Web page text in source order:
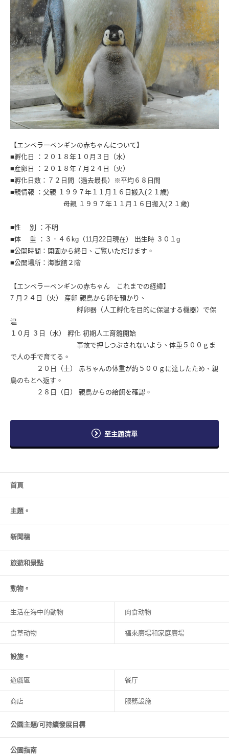
【エンペラーペンギンの赤ちゃんについて】
■孵化日 ：２０１８年１０月３日（水）
■産卵日 ：２０１８年７月２４日（火）
■孵化日数：７２日間（過去最長）※平均６８日間
■親情報 ：父親 １９９７年１１月１６日搬入(２１歳)
母親 １９９７年１１月１６日搬入(２１歳)
■性 別 ：不明
■体 重 ：３．４６kg（11月22日現在） 出生時 ３０１g
■公開時間：開園から終日、ご覧いただけます。
■公開場所：海獣館２階
【エンペラーペンギンの赤ちゃん これまでの経緯】
7 月２４日（火） 産卵 親鳥から卵を預かり、
孵卵器（人工孵化を目的に保温する機器）で保
温
１０月 ３日（水） 孵化 初期人工育雛開始
事故で押しつぶされないよう、体重５００ｇま
で人の手で育てる。
２０日（土） 赤ちゃんの体重が約５００ｇに達したため、親
鳥のもとへ返す。
２８日（日） 親鳥からの給餌を確認。
至主題清單
首頁
主題。
新聞稿
旅遊和景點
動物。
生活在海中的動物 肉食动物
食草动物 福來廣場和家庭廣場
設施。
遊戲區 餐厅
商店 服務設施
公園主題/可持續發展目標
公園指南